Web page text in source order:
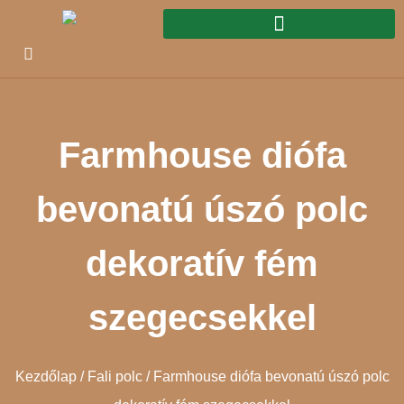
Farmhouse diófa
bevonatú úszó polc
dekoratív fém
szegecsekkel
Kezdőlap/ Fali polc/ Farmhouse diófa bevonatú úszó polc